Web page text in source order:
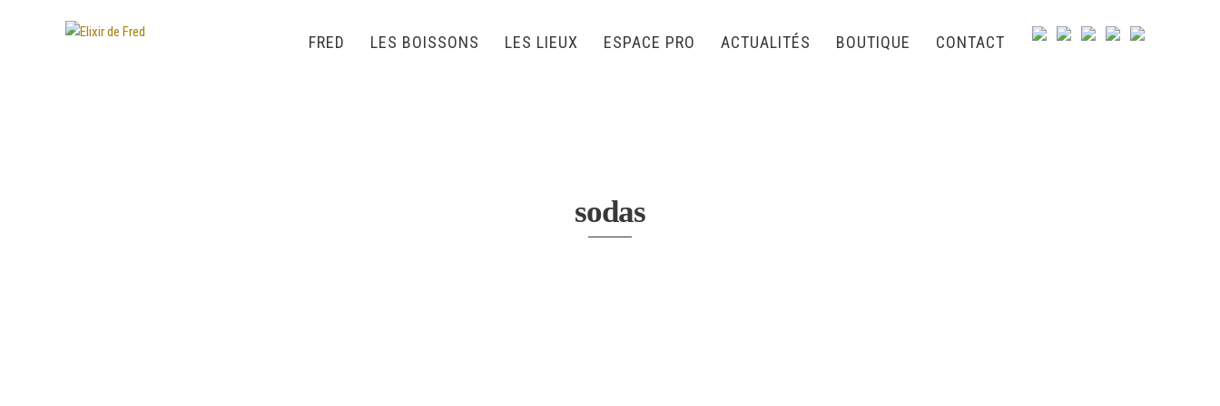
FRED LES BOISSONS LES LIEUX ESPACE PRO ACTUALITÉS BOUTIQUE CONTACT
sodas